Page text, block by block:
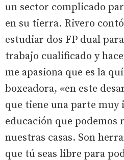
un sector complicado
en su tierra. Rivero
estudiar dos FP dual
trabajo cualificado y
me apasiona que es la
boxeadora, «en este
que tiene una parte
educación que podemos
nuestras casas. Son
que tú seas libre para